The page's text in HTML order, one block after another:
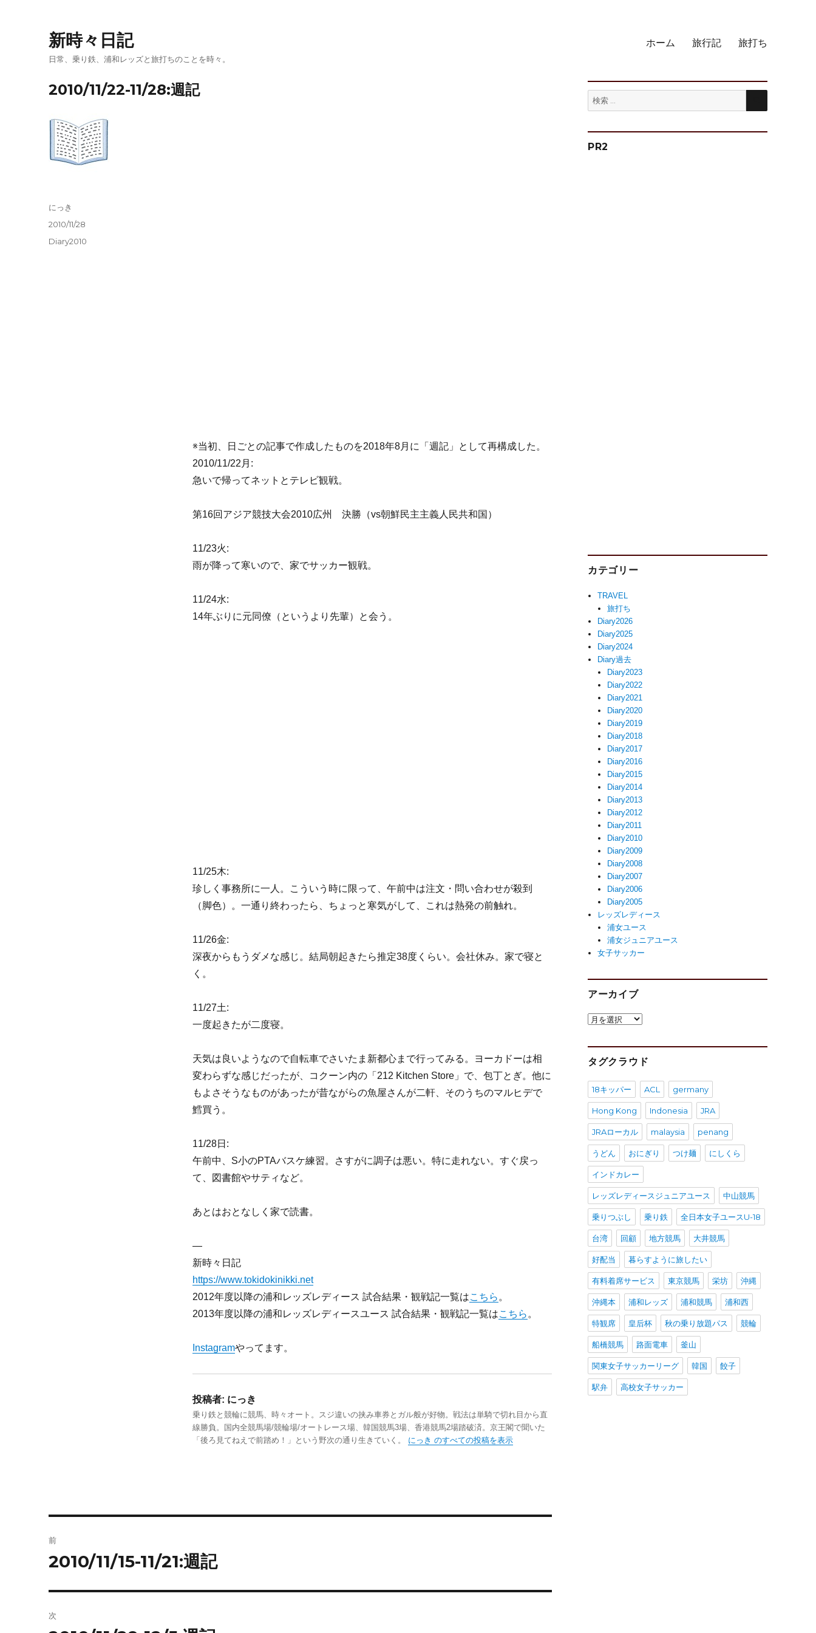
新時々日記
日常、乗り鉄、浦和レッズと旅打ちのことを時々。
ホーム 旅行記 旅打ち
2010/11/22-11/28:週記
※当初、日ごとの記事で作成したものを2018年8月に「週記」として再構成した。
2010/11/22月:
急いで帰ってネットとテレビ観戦。
第16回アジア競技大会2010広州 決勝（vs朝鮮民主主義人民共和国）
11/23火:
雨が降って寒いので、家でサッカー観戦。
11/24水:
14年ぶりに元同僚（というより先輩）と会う。
11/25木:
珍しく事務所に一人。こういう時に限って、午前中は注文・問い合わせが殺到
（脚色）。一通り終わったら、ちょっと寒気がして、これは熱発の前触れ。
11/26金:
深夜からもうダメな感じ。結局朝起きたら推定38度くらい。会社休み。家で寝と
く。
11/27土:
一度起きたが二度寝。
天気は良いようなので自転車でさいたま新都心まで行ってみる。ヨーカドーは相
変わらずな感じだったが、コクーン内の「212 Kitchen Store」で、包丁とぎ。他に
もよさそうなものがあったが昔ながらの魚屋さんが二軒、そのうちのマルヒデで
鱈買う。
11/28日:
午前中、S小のPTAバスケ練習。さすがに調子は悪い。特に走れない。すぐ戻っ
て、図書館やサティなど。
あとはおとなしく家で読書。
—
新時々日記
https://www.tokidokinikki.net
2012年度以降の浦和レッズレディース 試合結果・観戦記一覧はこちら 。
2013年度以降の浦和レッズレディースユース 試合結果・観戦記一覧はこちら 。
Instagramやってます。
投稿者: にっき
乗り鉄と競輪に競馬、時々オート。スジ違いの挟み車券とガル般が好物。戦法は単騎で切れ目から直
線勝負。国内全競馬場/競輪場/オートレース場、韓国競馬3場、香港競馬2場踏破済。京王閣で聞いた
「後ろ見てねえで前踏め！」という野次の通り生きていく。 にっき のすべての投稿を表示
投
にっき
投
稿
2010/11/28
カ
Diary2010
稿
前
前
投
稿:
2010/11/15-11/21:週記
次
検
索:
検
PR2
カテゴリー
TRAVEL
旅打ち
Diary2026
Diary2025
Diary2024
Diary過去
Diary2023
Diary2022
Diary2021
Diary2020
Diary2019
Diary2018
Diary2017
Diary2016
Diary2015
Diary2014
Diary2013
Diary2012
Diary2011
Diary2010
Diary2009
Diary2008
Diary2007
Diary2006
Diary2005
レッズレディース
浦女ユース
浦女ジュニアユース
女子サッカー
アーカイブ
ア
カ
イ
タグクラウド
18キッパー ACL germany
Hong Kong Indonesia JRA
JRAローカル malaysia penang
うどん おにぎり つけ麺 にしくら
インドカレー
レッズレディースジュニアユース 中山競馬
乗りつぶし 乗り鉄 全日本女子ユースU-18
台湾 回顧 地方競馬 大井競馬
好配当 暮らすように旅したい
有料着席サービス 東京競馬 栄坊 沖縄
沖縄本 浦和レッズ 浦和競馬 浦和西
特観席 皇后杯 秋の乗り放題パス 競輪
船橋競馬 路面電車 釜山
関東女子サッカーリーグ 韓国 餃子
駅弁 高校女子サッカー